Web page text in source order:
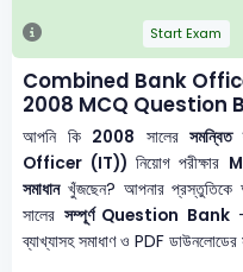
Start Exam
Combined Bank
2008 MCQ Question
আপনি কি 2008 সালের
Officer (IT)) নিয়োগ পরীক্ষার
সমাধানখুঁজছেন? আপনার প্রস্তুতিকে
সালের সম্পূর্ণ Question Bank—
ব্যাখ্যাসহ সমাধাণ ও PDF ডাউনলোডের